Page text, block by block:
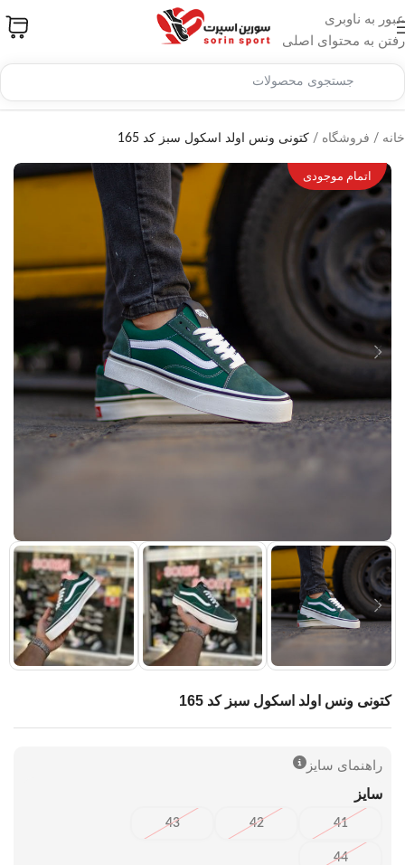
عبور به ناوبری
رفتن به محتوای اصلی
خانه / فروشگاه / کتونی ونس اولد اسکول سبز کد 165
اتمام موجودی
کتونی ونس اولد اسکول سبز کد 165
راهنمای سایز
سایز
41
42
43
44